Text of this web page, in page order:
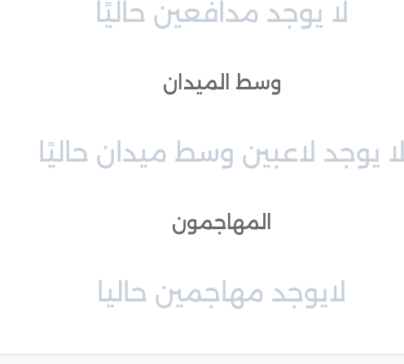
لا يوجد مدافعين حاليًا
وسط الميدان
يوجد لاعبين وسط ميدان حاليًا
المهاجمون
لايوجد مهاجمين حاليا